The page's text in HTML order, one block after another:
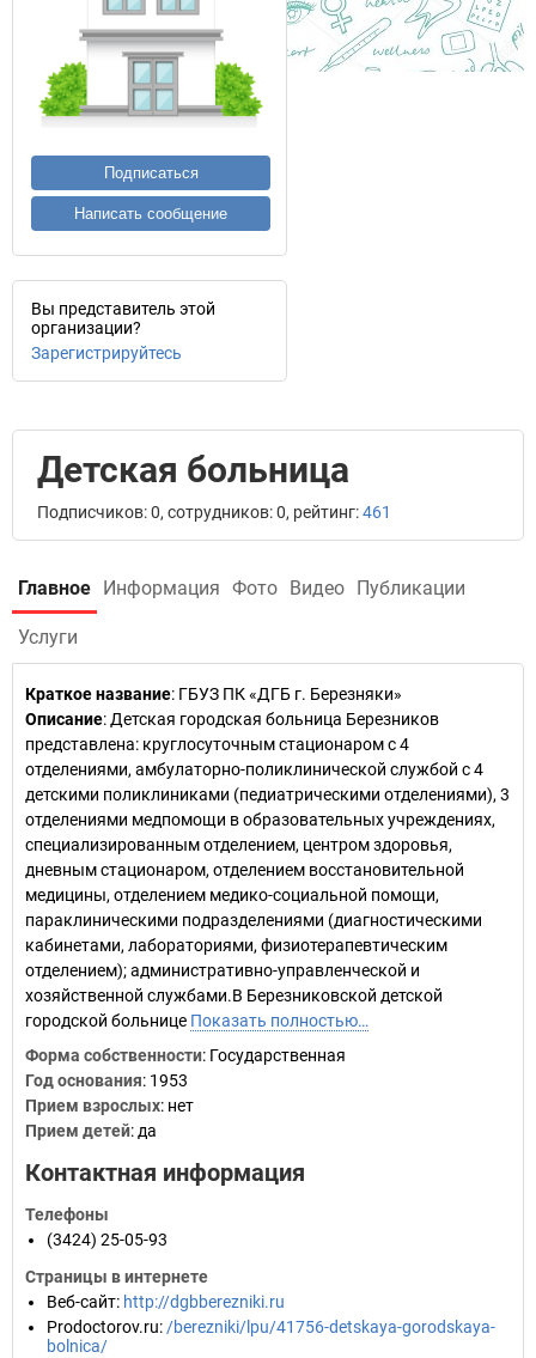
Подписаться
Написать сообщение
Вы представитель этой
организации?
Зарегистрируйтесь
Детская больница
Подписчиков: 0, сотрудников: 0, рейтинг:461
Главное Информация Фото Видео Публикации
Услуги
Краткое название: ГБУЗ ПК «ДГБ г. Березняки»
Описание: Детская городская больница Березников
представлена: круглосуточным стационаром с 4
отделениями, амбулаторно-поликлинической службой с 4
детскими поликлиниками (педиатрическими отделениями), 3
отделениями медпомощи в образовательных учреждениях,
специализированным отделением, центром здоровья,
дневным стационаром, отделением восстановительной
медицины, отделением медико-социальной помощи,
параклиническими подразделениями (диагностическими
кабинетами, лабораториями, физиотерапевтическим
отделением); административно-управленческой и
хозяйственной службами.В Березниковской детской
городской больнице Показать полностью…
Форма собственности: Государственная
Год основания: 1953
Прием взрослых: нет
Прием детей: да
Контактная информация
Телефоны
(3424) 25-05-93
Страницы в интернете
Веб-сайт: http://dgbberezniki.ru
Prodoctorov.ru: /berezniki/lpu/41756-detskaya-gorodskaya-
bolnica/